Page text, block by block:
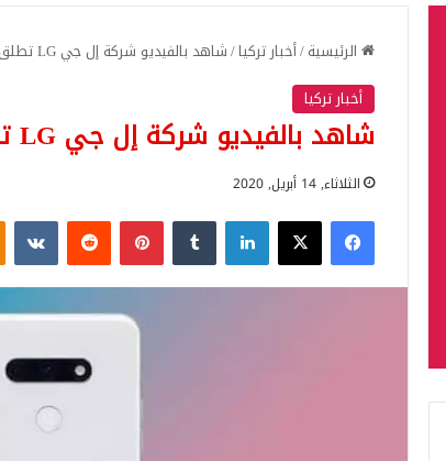
الرئيسية/أخبار تركيا/شاهد بالفيديو شركة إل جي LG تطلق هاتفها الجديد شبيه آيفون
أخبار تركيا
شاهد بالفيديو شركة إل جي LG تطلق هاتفها الجديد شبيه آيفون
الثلاثاء, 14 أبريل, 2020
فيسبوك‫X لينكدإن بينتيريست